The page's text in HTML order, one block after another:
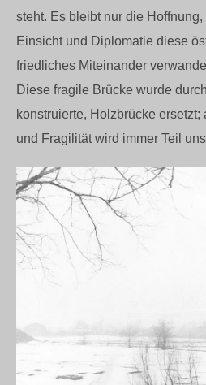
steht. Es bleibt nur die
Einsicht und Diplomatie diese
friedliches Miteinander
Diese fragile Brücke wurde
konstruierte, Holzbrücke
und Fragilität wird immer Teil